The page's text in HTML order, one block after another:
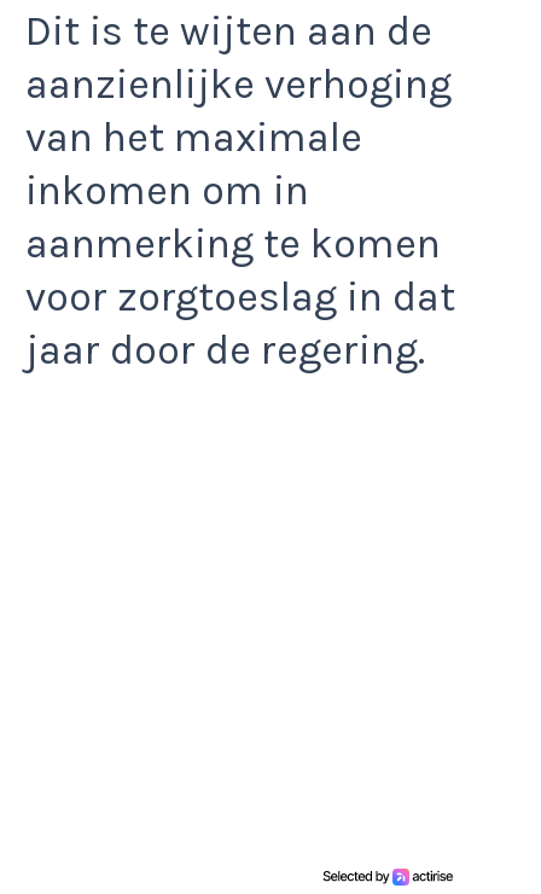
Dit is te wijten aan de
aanzienlijke verhoging
van het maximale
inkomen om in
aanmerking te komen
voor zorgtoeslag in dat
jaar door de regering.